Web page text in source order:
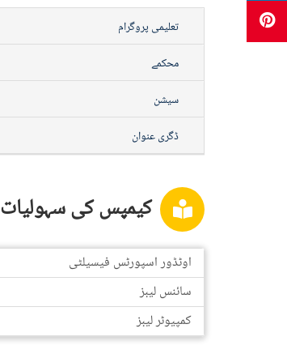
تعلیمی پروگرام
محکمے
سیشن
ڈگری عنوان
کیمپس کی سہولیات
اوٹڈور اسپورٹس فیسیلٹی
سائنس لیبز
کمپیوٹر لیبز